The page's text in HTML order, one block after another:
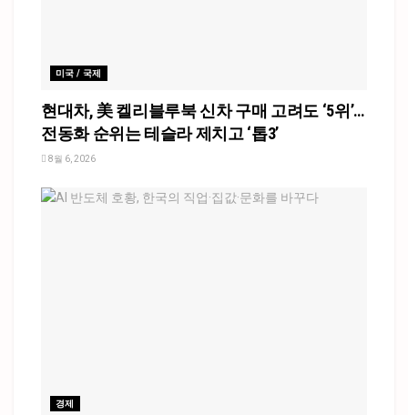
미국 / 국제
현대차, 美 켈리블루북 신차 구매 고려도 ‘5위’…
전동화 순위는 테슬라 제치고 ‘톱3’
8월 6, 2026
경제